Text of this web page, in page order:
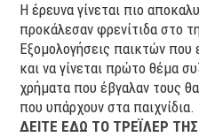
Η έρευνα γίνεται πιο
προκάλεσαν φρενίτιδα στο
Εξομολογήσεις παικτών που
και να γίνεται πρώτο θέμα
χρήματα που έβγαλαν τους
που υπάρχουν στα παιχνίδια.
ΔΕΙΤΕ ΕΔΩ ΤΟ ΤΡΕΪΛΕΡ